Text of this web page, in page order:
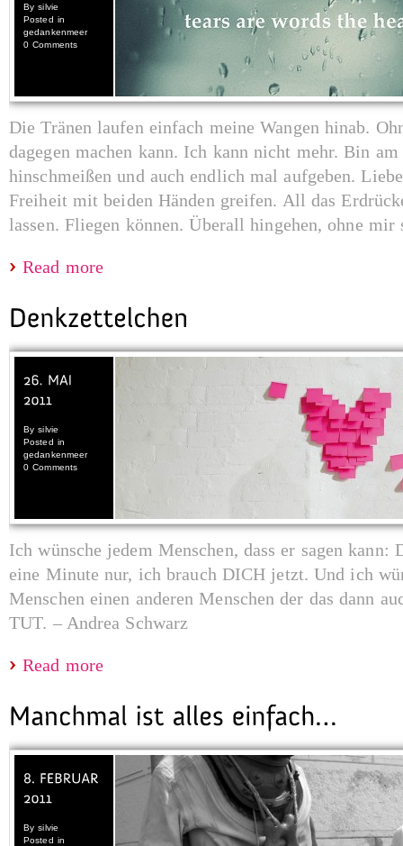
Bysilvie
Posted in
gedankenmeer
0 Comments
Die Tränen laufen einfach meine Wangen hinab.
dagegen machen kann. Ich kann nicht mehr. Bin
hinschmeißen und auch endlich mal aufgeben.
Freiheit mit beiden Händen greifen. All das
lassen. Fliegen können. Überall hingehen, ohne
Read more
Bysilvie
Posted in
gedankenmeer
0 Comments
Ich wünsche jedem Menschen, dass er sagen
eine Minute nur, ich brauch DICH jetzt. Und ich
Menschen einen anderen Menschen der das dann
TUT. – Andrea Schwarz
Read more
Bysilvie
Posted in